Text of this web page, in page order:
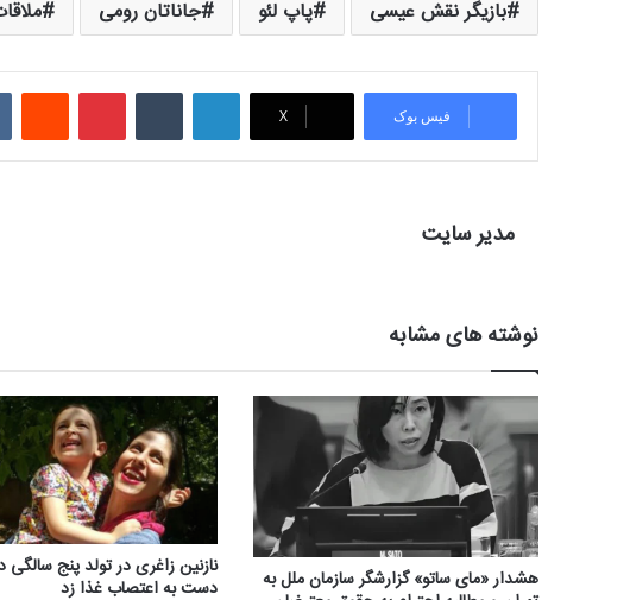
بازیگر نقش عیسی پاپ لئو جاناتان رومی
فیس بوک X
لینکدین ‫تامبلر ‫پین‌ترست
مدیر سایت
نوشته های مشابه
هشدار «مای ساتو» گزارشگر سازمان ملل به نازنین زاغری در تولد پنج
دست به اعتصاب غذا زد